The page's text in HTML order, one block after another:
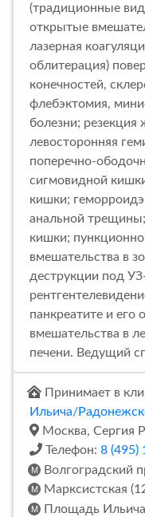
(традиционные
открытые
лазерная
облитерация)
конечностей,
флебэктомия,
болезни; резекция
левосторонняя
поперечно-
сигмовидной
кишки;
анальной
кишки;
вмешательства в
деструкции под
панкреатите и
вмешательства в
печени. Ведущий
Принимает в
Ильича/
Москва, Сергия
Телефон: 8 (495)
Волгоградский
Марксистская
Площадь